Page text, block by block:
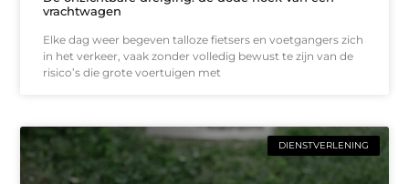
vrachtwagen
Elke dag weer begeven talloze fietsers en voetgangers zich
in het verkeer, vaak zonder volledig bewust te zijn van de
risico’s die grote voertuigen met
DIENSTVERLENING